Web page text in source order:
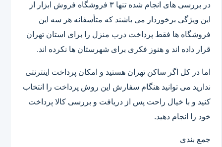
در بررسی های انجام شده تنها ۳ فروشگاه فروش ابزار از
این ویژگی برخوردار می باشند که متأسفانه هر سه این
فروشگاه ها فقط پرداخت درب منزل را برای استان تهران
قرار داده اند و هنوز فکری برای شهرستان ها نکرده اند.
اما در کل اگر ساکن تهران هستید و امکان پرداخت اینترنتی
ندارید می توانید هنگام سفارش این روش پرداخت را انتخاب
کنید و با خیال راحت پس از دریافت و بررسی کالا پرداخت
خود را انجام دهید.
جمع بندی